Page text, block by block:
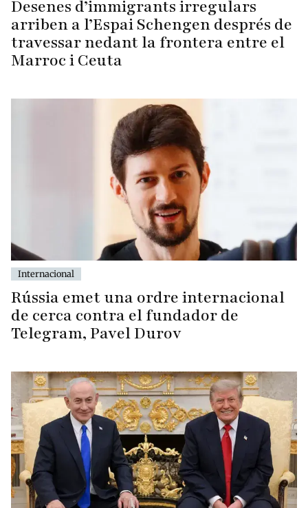
Desenes d’immigrants irregulars
arriben a l’Espai Schengen després de
travessar nedant la frontera entre el
Marroc i Ceuta
Internacional
Rússia emet una ordre internacional
de cerca contra el fundador de
Telegram, Pavel Durov